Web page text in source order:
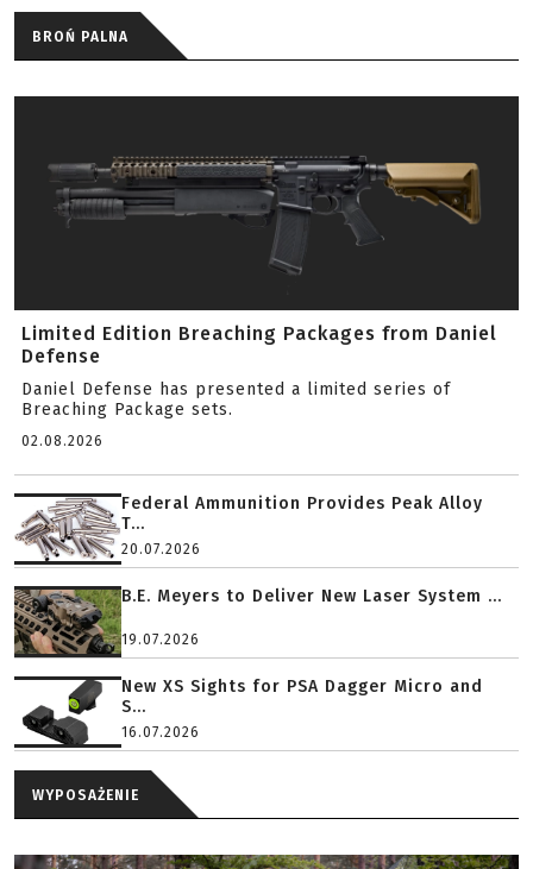
BROŃ PALNA
Limited Edition Breaching Packages from Daniel
Defense
Daniel Defense has presented a limited series of
Breaching Package sets.
02.08.2026
Federal Ammunition Provides Peak Alloy
T...
20.07.2026
B.E. Meyers to Deliver New Laser System ...
19.07.2026
New XS Sights for PSA Dagger Micro and
S...
16.07.2026
WYPOSAŻENIE